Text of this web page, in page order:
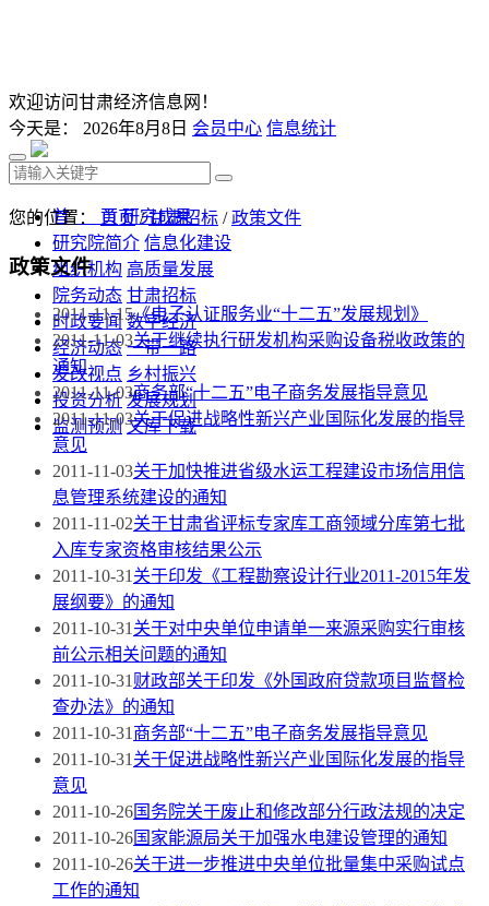
欢迎访问甘肃经济信息网！
今天是： 2026年8月8日 会员中心 信息统计
首 页 研究成果
研究院简介 信息化建设
组织机构 高质量发展
院务动态 甘肃招标
时政要闻 数字经济
经济动态 一带一路
发改视点 乡村振兴
投资分析 发展规划
监测预测 文库下载
您的位置： 首页/甘肃招标 /政策文件
政策文件
2011-11-15《电子认证服务业“十二五”发展规划》
2011-11-03关于继续执行研发机构采购设备税收政策的
通知
2011-11-03商务部“十二五”电子商务发展指导意见
2011-11-03关于促进战略性新兴产业国际化发展的指导
意见
2011-11-03关于加快推进省级水运工程建设市场信用信
息管理系统建设的通知
2011-11-02关于甘肃省评标专家库工商领域分库第七批
入库专家资格审核结果公示
2011-10-31关于印发《工程勘察设计行业2011-2015年发
展纲要》的通知
2011-10-31关于对中央单位申请单一来源采购实行审核
前公示相关问题的通知
2011-10-31财政部关于印发《外国政府贷款项目监督检
查办法》的通知
2011-10-31商务部“十二五”电子商务发展指导意见
2011-10-31关于促进战略性新兴产业国际化发展的指导
意见
2011-10-26国务院关于废止和修改部分行政法规的决定
2011-10-26国家能源局关于加强水电建设管理的通知
2011-10-26关于进一步推进中央单位批量集中采购试点
工作的通知